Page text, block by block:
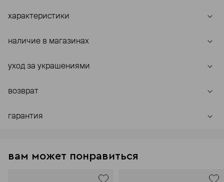
характеристики
наличие в магазинах
уход за украшениями
возврат
гарантия
вам может понравиться